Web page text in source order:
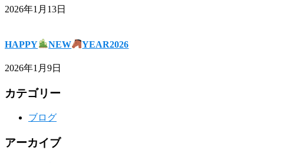
2026年1月13日
HAPPY NEW YEAR2026
2026年1月9日
カテゴリー
ブログ
アーカイブ